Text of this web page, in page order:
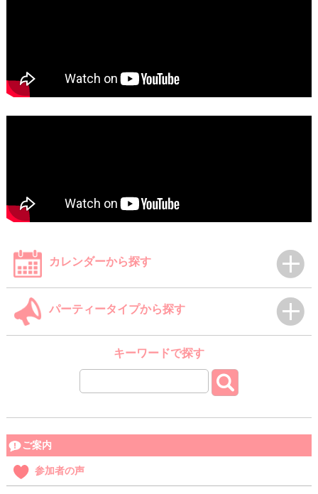
カレンダーから探す
パーティータイプから探す
キーワードで探す
ご案内
参加者の声